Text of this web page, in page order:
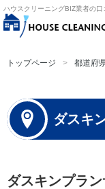
ハウスクリーニングBIZ業者の口
トップページ 都道府
ダスキ
ダスキンプラ